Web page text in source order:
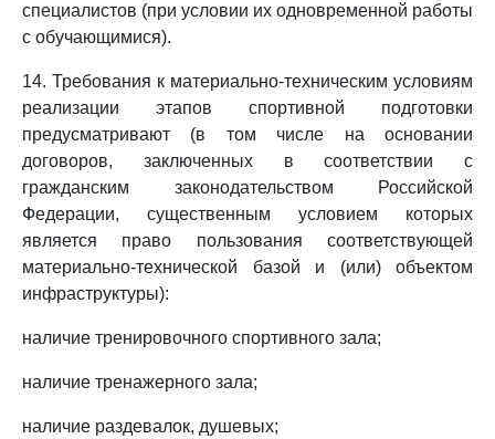
специалистов (при условии их одновременной работы
с обучающимися).
14. Требования к материально-техническим условиям
реализации этапов спортивной подготовки
предусматривают (в том числе на основании
договоров, заключенных в соответствии с
гражданским законодательством Российской
Федерации, существенным условием которых
является право пользования соответствующей
материально-технической базой и (или) объектом
инфраструктуры):
наличие тренировочного спортивного зала;
наличие тренажерного зала;
наличие раздевалок, душевых;